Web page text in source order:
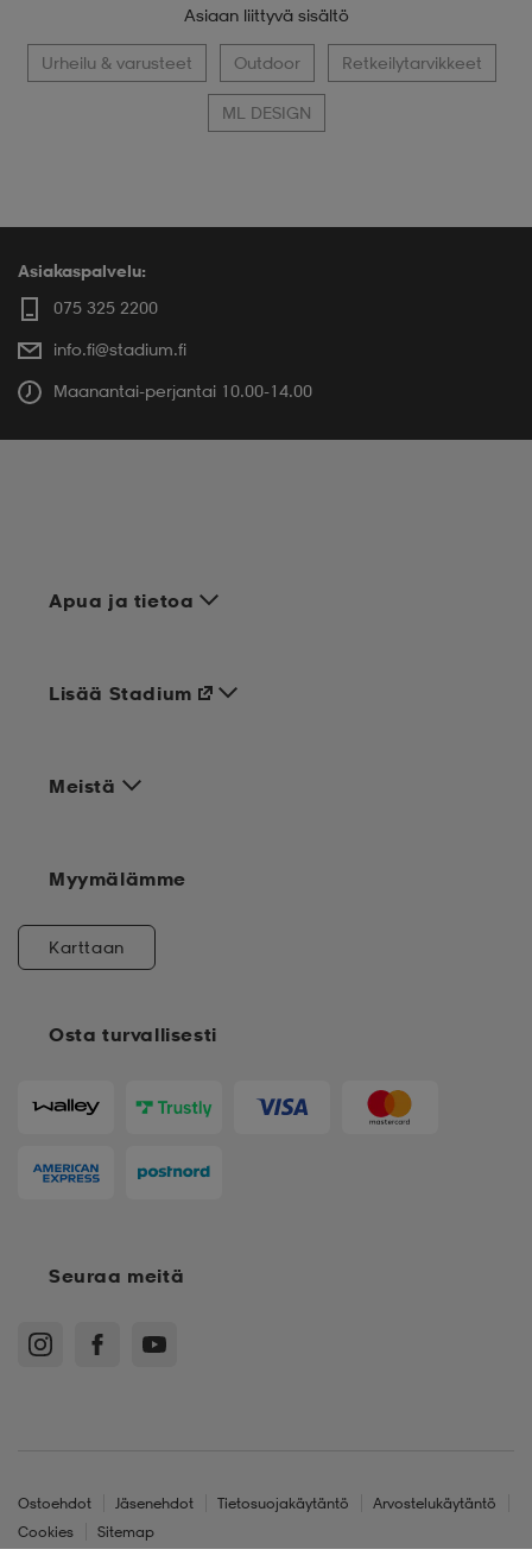
Asiaan liittyvä sisältö
Urheilu & varusteet Outdoor Retkeilytarvikkeet
ML DESIGN
Asiakaspalvelu:
075 325 2200
info.fi@stadium.fi
Maanantai-perjantai 10.00-14.00
Apua ja tietoa
Meistä
Osta turvallisesti
Lisää Stadium
Myymälämme
Karttaan
Seuraa meitä
Ostoehdot Jäsenehdot Tietosuojakäytäntö
Arvostelukäytäntö
Cookies
Sitemap